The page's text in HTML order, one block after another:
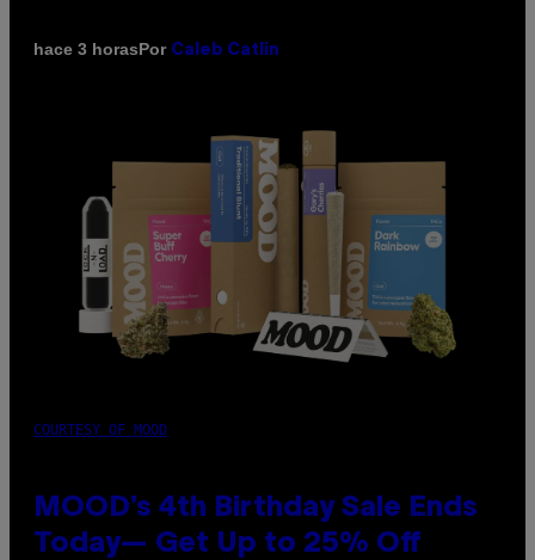
hace 3 horasPor Caleb Catlin
COURTESY OF MOOD
MOOD’s 4th Birthday Sale Ends
Today— Get Up to 25% Off